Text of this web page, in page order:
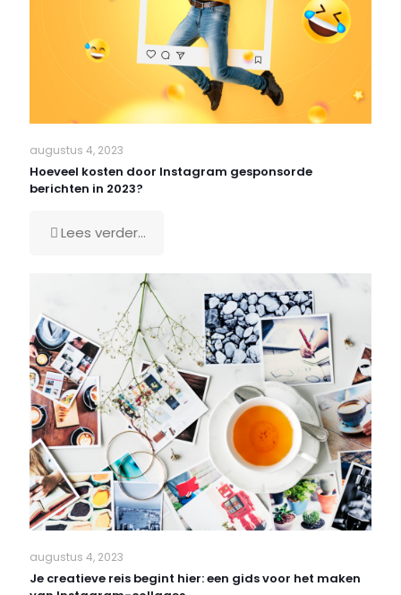
augustus 4, 2023
Hoeveel kosten door Instagram gesponsorde
berichten in 2023?
Lees verder...
augustus 4, 2023
Je creatieve reis begint hier: een gids voor het maken